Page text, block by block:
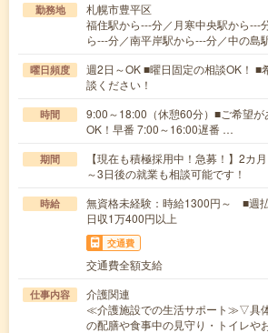
勤務地
札幌市豊平区
福住駅から---分／月寒中央駅から---
ら---分／南平岸駅から---分／中の島
曜日頻度
週2日～OK ■曜日固定の相談OK！ ■
談ください！
時間
9:00～18:00（休憩60分）■ご希望が
OK！早番 7:00～16:00遅番 …
期間
【現在も積極採用中！急募！】2
～3日後の就業も相談可能です！
時給
無資格未経験：時給1300円～ ■
日収1万400円以上
交通費
交通費全額支給
仕事内容
介護関連
≪介護施設での生活サポート≫▽具
の配膳や食事中の見守り・トイレや